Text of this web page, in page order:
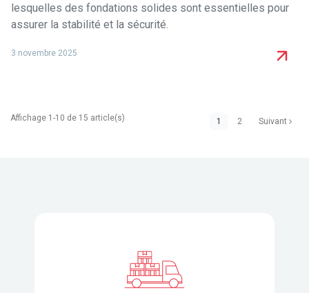
lesquelles des fondations solides sont essentielles pour
assurer la stabilité et la sécurité.
3 novembre 2025
Affichage 1-10 de 15 article(s) 1 2 Suivant